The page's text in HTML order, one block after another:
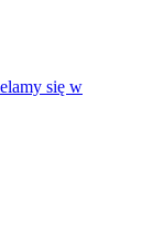
się w